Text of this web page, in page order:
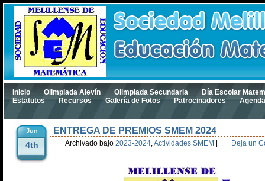
Inicio Olimpiada Alevín Olimpiada Secundaria
Día Escolar
Estatutos
Recursos Galería de Fotos Patrocinadores
Jun
4th
ENTREGA DE PREMIOS SMEM 2024
Archivado bajo 2023-2024,Actividades SMEM Deja un